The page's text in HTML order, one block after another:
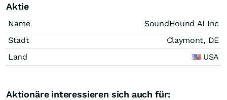
Aktie
Name
SoundHound AI Inc
Stadt
Claymont, DE
Land
USA
Aktionäre interessieren sich auch für: